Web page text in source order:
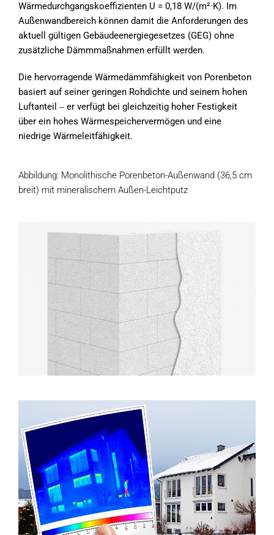
Wärmedurchgangskoeffizienten U = 0,18 W/(m²·K). Im
Außenwandbereich können damit die Anforderungen des
aktuell gültigen Gebäudeenergiegesetzes (GEG) ohne
zusätzliche Dämmmaßnahmen erfüllt werden.
Die hervorragende Wärmedämmfähigkeit von Porenbeton
basiert auf seiner geringen Rohdichte und seinem hohen
Luftanteil ‒ er verfügt bei gleichzeitig hoher Festigkeit
über ein hohes Wärmespeichervermögen und eine
niedrige Wärmeleitfähigkeit.
Abbildung: Monolithische Porenbeton-Außenwand (36,5 cm
breit) mit mineralischem Außen-Leichtputz